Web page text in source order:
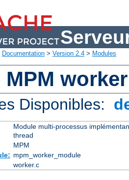
Documentation > Version 2.4 > Modules
MPM worker
Disponibles:
Module multi-processus
thread
MPM
mpm_worker_module
worker.c